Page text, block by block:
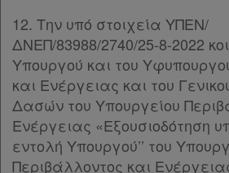
Παροχές
σε
συνδρομητές
12. Την υπό στοιχεία ΥΠΕΝ/
ΔΝΕΠ/83988/2740/25-8-2022
Υπουργού και του
και Ενέργειας και του
Δασών του Υπουργείου
Ενέργειας «Εξουσιοδότηση
εντολή Υπουργού’’ του
Περιβάλλοντος και